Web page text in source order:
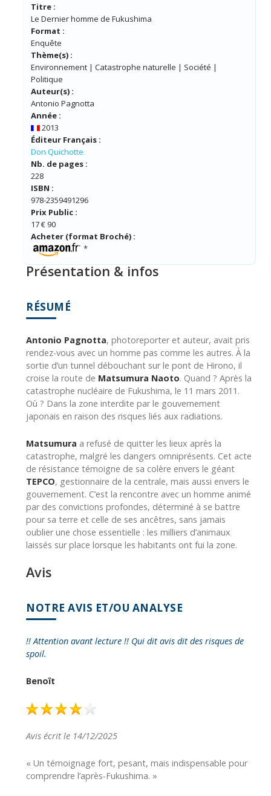
Titre :
Le Dernier homme de Fukushima
Format :
Enquête
Thème(s) :
Environnement | Catastrophe naturelle | Société |
Politique
Auteur(s) :
Antonio Pagnotta
Année :
2013
Éditeur Français :
Don Quichotte
Nb. de pages :
228
ISBN :
978-2359491296
Prix Public :
17 € 90
Acheter (format Broché) :
*
Présentation & infos
RÉSUMÉ
Antonio Pagnotta, photoreporter et auteur, avait pris
rendez-vous avec un homme pas comme les autres. À la
sortie d’un tunnel débouchant sur le pont de Hirono, il
croise la route de Matsumura Naoto. Quand ? Après la
catastrophe nucléaire de Fukushima, le 11 mars 2011.
Où ? Dans la zone interdite par le gouvernement
japonais en raison des risques liés aux radiations.
Matsumura a refusé de quitter les lieux après la
catastrophe, malgré les dangers omniprésents. Cet acte
de résistance témoigne de sa colère envers le géant
TEPCO, gestionnaire de la centrale, mais aussi envers le
gouvernement. C’est la rencontre avec un homme animé
par des convictions profondes, déterminé à se battre
pour sa terre et celle de ses ancêtres, sans jamais
oublier une chose essentielle : les milliers d’animaux
laissés sur place lorsque les habitants ont fui la zone.
Avis
NOTRE AVIS ET/OU ANALYSE
!! Attention avant lecture !! Qui dit avis dit des risques de
spoil.
Benoît
Avis écrit le 14/12/2025
« Un témoignage fort, pesant, mais indispensable pour
comprendre l’après-Fukushima. »